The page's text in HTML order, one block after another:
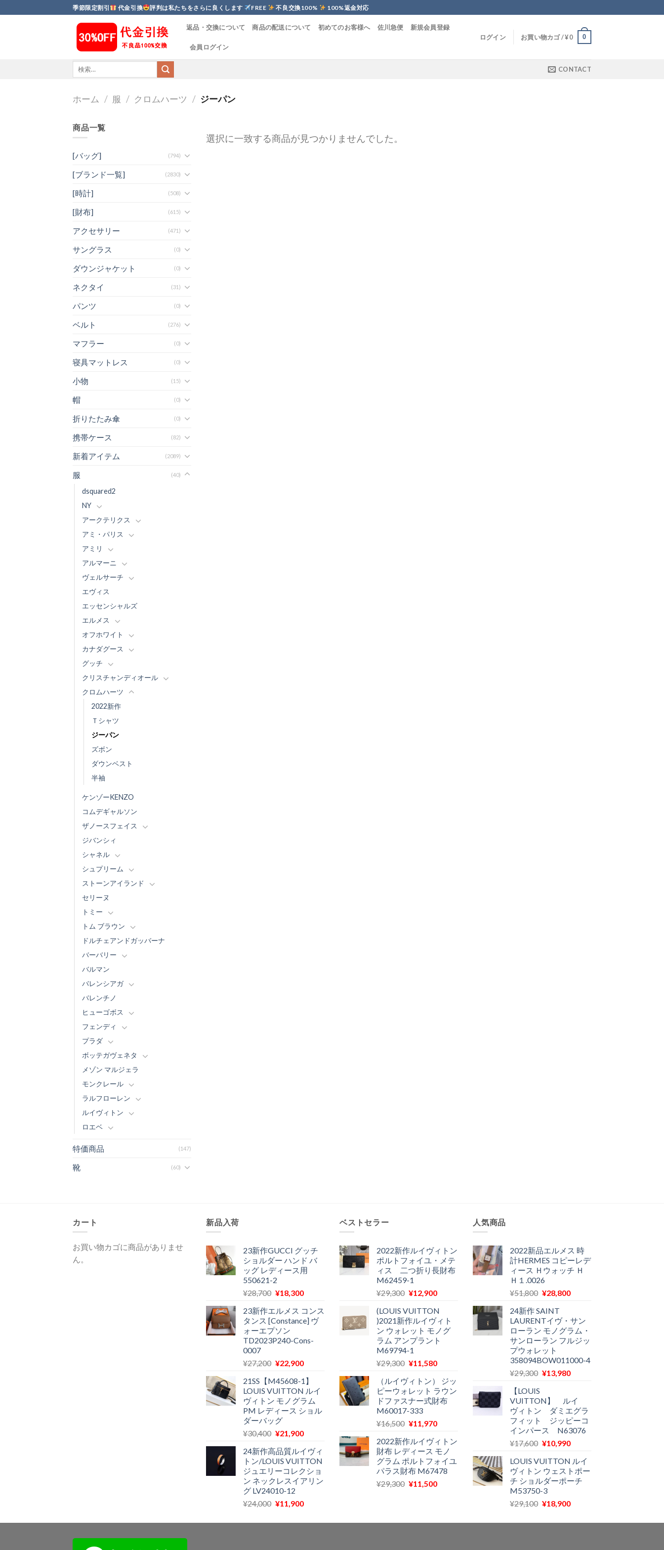
to
季節限定割引 代金引換 評判は私たちをさらに良くします FREE 不良交換100% 100%返金対応
返品・交換について 商品の配送について 初めてのお客様へ 佐川急便 新規会員登録
会員ログイン
ログイン お買い物カゴ /¥0 0
CONTACT
ホーム / 服 / クロムハーツ / ジーパン
商品一覧
[バッグ] (794)
[ブランド一覧] (2830)
[時計] (508)
[財布] (615)
アクセサリー (471)
サングラス (0)
ダウンジャケット (0)
ネクタイ (31)
パンツ (0)
ベルト (276)
マフラー (0)
寝具マットレス (0)
小物 (15)
帽 (0)
折りたたみ傘 (0)
携帯ケース (82)
新着アイテム (2089)
服 (40)
dsquared2
NY
アークテリクス
アミ・パリス
アミリ
アルマーニ
ヴェルサーチ
エヴィス
エッセンシャルズ
エルメス
オフホワイト
カナダグース
グッチ
クリスチャンディオール
クロムハーツ
2022新作
Ｔシャツ
ジーパン
ズボン
ダウンベスト
半袖
ケンゾーKENZO
コムデギャルソン
ザノースフェイス
ジバンシィ
シャネル
シュプリーム
ストーンアイランド
セリーヌ
トミー
トム ブラウン
ドルチェアンドガッバーナ
バーバリー
バルマン
バレンシアガ
バレンチノ
ヒューゴボス
フェンディ
プラダ
ボッテガヴェネタ
メゾン マルジェラ
モンクレール
ラルフローレン
ルイヴィトン
ロエベ
特価商品 (147)
靴 (60)
選択に一致する商品が見つかりませんでした。
カート
お買い物カゴに商品がありませ
ん。
新品入荷
23新作GUCCI グッチ
ショルダー ハンド バ
ッグ レディース用
550621-2
¥28,700 元
価
格
は
¥28,700
し
¥18,300現
の
価
は
で
す。
23新作エルメス コンス
タンス [Constance] ヴ
ォーエプソン
TD2023P240-Cons-
0007
¥27,200 元
価
格
は
¥27,200
で
し
た。
¥22,900現
の
価
格
は
で
す。
21SS【M45608-1】
LOUIS VUITTON ルイ
ヴィトン モノグラム
PM レディース ショル
ダーバッグ
¥30,400 元
価
格
は
¥30,400
で
し
¥21,900現
の
価
格
は
で
24新作高品質ルイヴィ
トン/LOUIS VUITTON
ジュエリーコレクショ
ン ネックレスイアリン
グ LV24010-12
¥24,000 元
価
¥11,900現
の
ベストセラー
2022新作ルイヴィトン
ポルトフォイユ・メテ
ィス 二つ折り長財布
M62459-1
¥29,300 元
価
格
は
¥29,300
で
し
た。
¥12,900現
の
価
格
は
で
(LOUIS VUITTON
)2021新作ルイヴィト
ン ウォレット モノグ
ラム アンプラント
M69794-1
¥29,300 元
価
格
は
¥29,300
で
た。
¥11,580現
の
価
格
¥11,580
す。
（ルイヴィトン） ジッ
ピーウォレット ラウン
ドファスナー式財布
M60017-333
¥16,500 元
価
格
は
¥16,500
で
¥11,970現
の
価
格
は
¥11,970
2022新作ルイヴィトン
財布 レディース モノ
グラム ポルトフォイユ
パラス財布 M67478
¥29,300 元
は
¥11,500現
格
人気商品
2022新品エルメス 時
計HERMES コピーレデ
ィース Ｈウォッチ Ｈ
Ｈ１.0026
¥51,800 元
価
格
は
¥51,800
で
し
た。
¥28,800現
価
格
は
で
す。
24新作 SAINT
LAURENTイヴ・サン
ローラン モノグラム・
サンローラン フルジッ
プウォレット
358094BOW011000-4
¥29,300 元
格
¥29,300
で
し
¥13,980現
価
格
は
¥13,980
で
【LOUIS
VUITTON】 ルイ
ヴィトン ダミエグラ
フィット ジッピーコ
インパース N63076
¥17,600 元
価
格
は
¥17,600
で
た。
¥10,990現
の
価
格
¥10,990
す。
LOUIS VUITTON ルイ
ヴィトン ウェストポー
チ ショルダーポーチ
M53750-3
¥29,100 元
価
¥18,900現
の